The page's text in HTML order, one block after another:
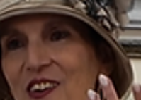
"ואיזה אור על החיים!"
הקדוש והכנה לשבעה עשר
ושלושת השבועות-
שלושת שבועות החורבן
את המתנה שאת? צפיה
- שמנה לב, אין להעביר בביט